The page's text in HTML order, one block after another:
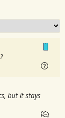
but it stays